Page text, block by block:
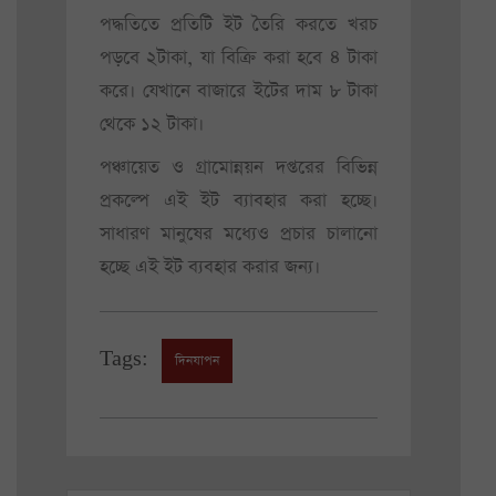
পদ্ধতিতে প্রতিটি ইট তৈরি করতে খরচ
পড়বে ২টাকা, যা বিক্রি করা হবে ৪ টাকা
করে। যেখানে বাজারে ইটের দাম ৮ টাকা
থেকে ১২ টাকা।
পঞ্চায়েত ও গ্রামোন্নয়ন দপ্তরের বিভিন্ন
প্রকল্পে এই ইট ব্যাবহার করা হচ্ছে।
সাধারণ মানুষের মধ্যেও প্রচার চালানো
হচ্ছে এই ইট ব্যবহার করার জন্য।
Tags: দিনযাপন